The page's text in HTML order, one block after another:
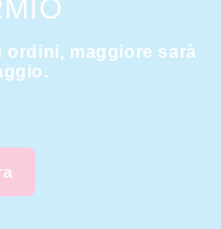
ordini, maggiore sarà